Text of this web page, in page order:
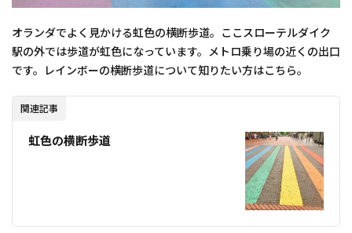
オランダでよく見かける虹色の横断歩道。ここスローテルダイク
駅の外では歩道が虹色になっています。メトロ乗り場の近くの出口
です。レインボーの横断歩道について知りたい方はこちら。
関連記事
虹色の横断歩道